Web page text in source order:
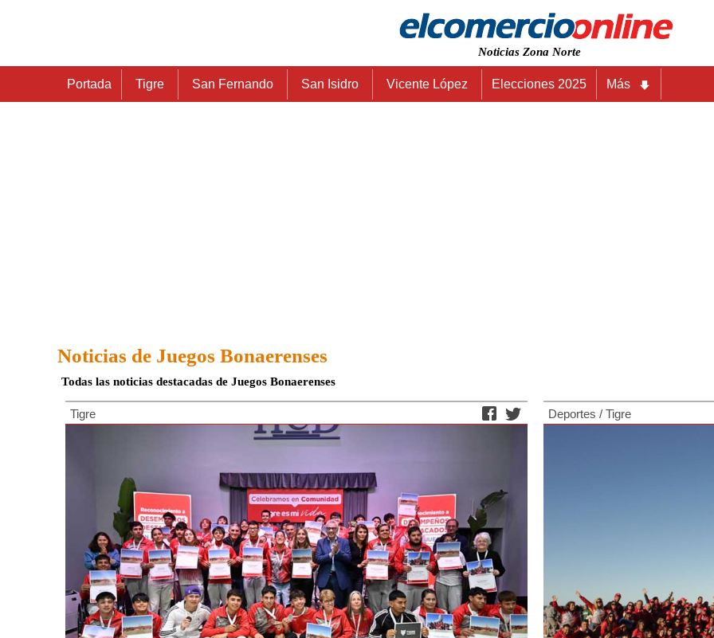
Noticias Zona Norte
Portada Tigre San Fernando San Isidro Vicente López Elecciones 2025 Más
Noticias de Juegos Bonaerenses
Todas las noticias destacadas de Juegos Bonaerenses
Tigre Deportes / Tigre